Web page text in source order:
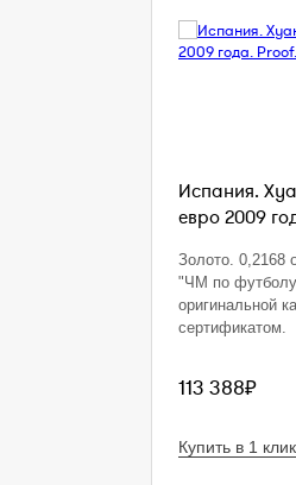
Испания.
евро 2009
Золото. 0,2168
"ЧМ по
оригинальной
сертификатом.
113 388₽
Купить в 1 клик